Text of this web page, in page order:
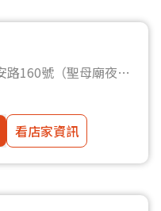
路160號（聖母廟夜
看店家資訊